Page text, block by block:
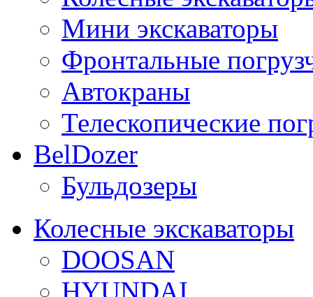
Мини экскаваторы
Фронтальные
Автокраны
Телескопические
BelDozer
Бульдозеры
Колесные экскаваторы
DOOSAN
HYUNDAI